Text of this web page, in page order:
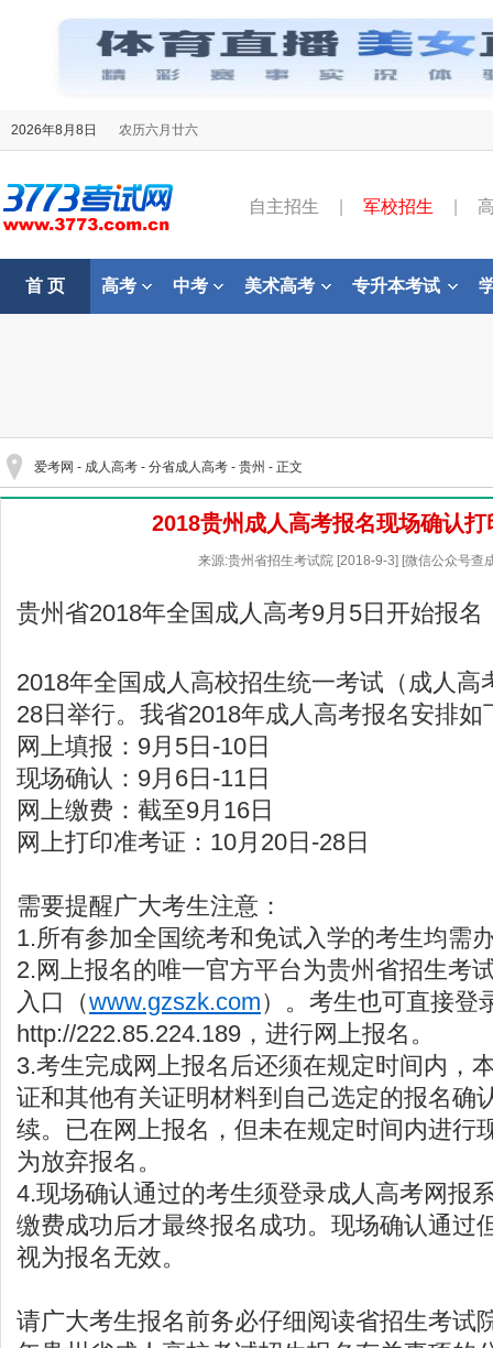
2026年8月8日 农历六月廿六
自主招生 军校招生
首 页 高考 中考 美术高考 专升本考试
爱考网 - 成人高考 - 分省成人高考 - 贵州 - 正文
2018贵州成人高考报名现场确认打
来源:贵州省招生考试院 [2018-9-3] [微信公众号查
贵州省2018年全国成人高考9月5日开始报名
2018年全国成人高校招生统一考试（成人高
28日举行。我省2018年成人高考报名安排如
网上填报：9月5日-10日
现场确认：9月6日-11日
网上缴费：截至9月16日
网上打印准考证：10月20日-28日
需要提醒广大考生注意：
1.所有参加全国统考和免试入学的考生均需
2.网上报名的唯一官方平台为贵州省招生考
入口（www.gzszk.com）。考生也可直接登
http://222.85.224.189，进行网上报名。
3.考生完成网上报名后还须在规定时间内，
证和其他有关证明材料到自己选定的报名确
续。已在网上报名，但未在规定时间内进行
为放弃报名。
4.现场确认通过的考生须登录成人高考网报
缴费成功后才最终报名成功。现场确认通过
视为报名无效。
请广大考生报名前务必仔细阅读省招生考试